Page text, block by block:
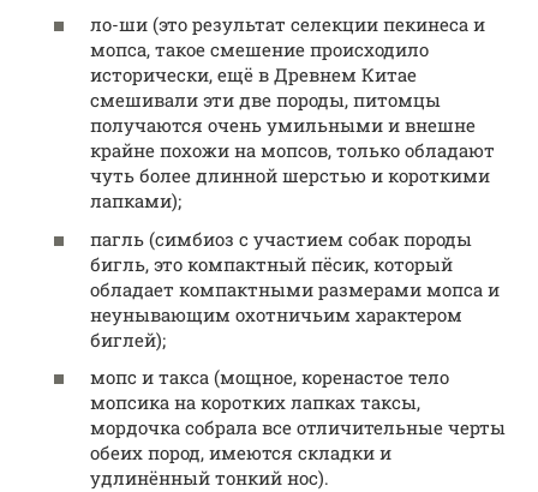
ло-ши (это результат селекции пекинеса и
мопса, такое смешение происходило
исторически, ещё в Древнем Китае
смешивали эти две породы, питомцы
получаются очень умильными и внешне
крайне похожи на мопсов, только обладают
чуть более длинной шерстью и короткими
лапками);
пагль (симбиоз с участием собак породы
бигль, это компактный пёсик, который
обладает компактными размерами мопса и
неунывающим охотничьим характером
биглей);
мопс и такса (мощное, коренастое тело
мопсика на коротких лапках таксы,
мордочка собрала все отличительные черты
обеих пород, имеются складки и
удлинённый тонкий нос).